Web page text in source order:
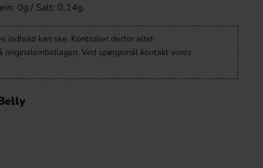
0g / Salt: 0,14g.
indhold kan ske. Kontroller derfor altid
originalemballagen. Ved spørgsmål kontakt vores